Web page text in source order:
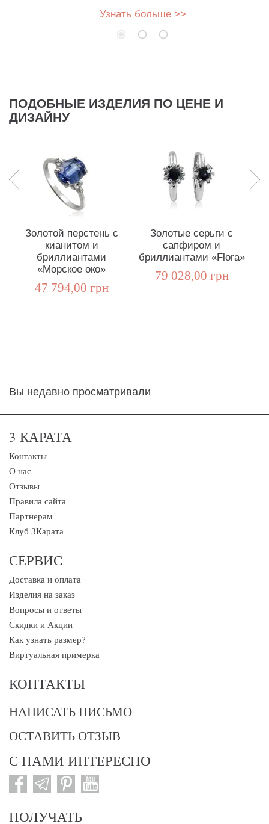
Узнать больше >>
ПОДОБНЫЕ ИЗДЕЛИЯ ПО ЦЕНЕ И
ДИЗАЙНУ
Золотой перстень с
кианитом и
бриллиантами
«Морское око»
47 794,00 грн
Золотые серьги с
сапфиром и
бриллиантами «Flora»
79 028,00 грн
Вы недавно просматривали
3 КАРАТА
Контакты
О нас
Отзывы
Правила сайта
Партнерам
Клуб 3Карата
СЕРВИС
Доставка и оплата
Изделия на заказ
Вопросы и ответы
Скидки и Акции
Как узнать размер?
Виртуальная примерка
КОНТАКТЫ
НАПИСАТЬ ПИСЬМО
ОСТАВИТЬ ОТЗЫВ
С НАМИ ИНТЕРЕСНО
ПОЛУЧАТЬ